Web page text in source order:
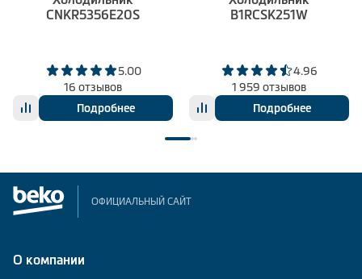
CNKR5356E20S
5.00
16 отзывов
Подробнее
B1RCSK251W
4.96
1 959 отзывов
Подробнее
ОФИЦИАЛЬНЫЙ САЙТ
О компании